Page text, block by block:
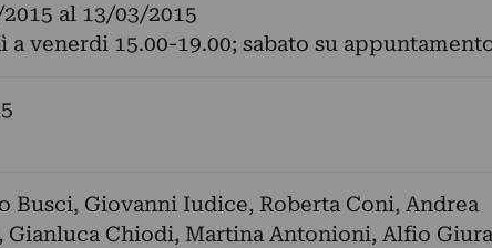
al 13/03/2015
a venerdi 15.00-19.00; sabato su
Busci, Giovanni Iudice, Roberta Coni, Andrea
Gianluca Chiodi, Martina Antonioni, Alfio